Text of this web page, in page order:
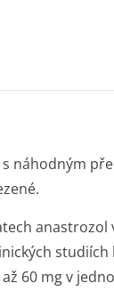
náhodným
anastrozol
60 mg v